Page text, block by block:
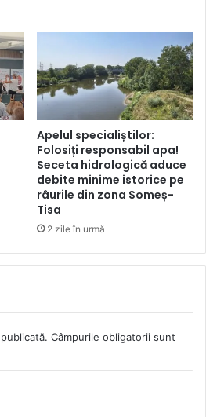
Apelul specialiștilor:
Folosiți responsabil apa!
Seceta hidrologică aduce
debite minime istorice pe
râurile din zona Someș-
Tisa
2 zile în urmă
Câmpurile obligatorii sunt